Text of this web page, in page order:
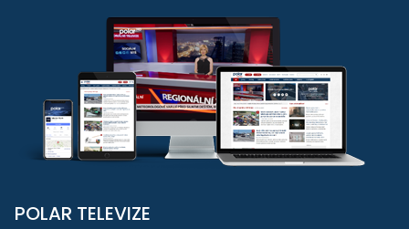
POLAR TELEVIZE